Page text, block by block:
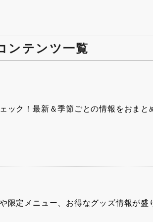
ンテンツ一覧
ック！最新＆季節ごとの情報をおまと
限定メニュー、お得なグッズ情報が盛